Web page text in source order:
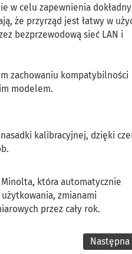
w celu zapewnienia
że przyrząd jest łatwy w
bezprzewodową sieć LAN i
zachowaniu kompatybilności
modelem.
kalibracyjnej, dzięki
która automatycznie
zmianami
przez cały rok.
Następna